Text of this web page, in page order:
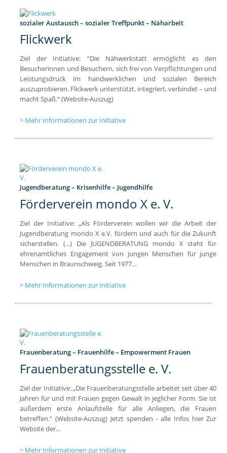
sozialer Austausch – sozialer Treffpunkt – Näharbeit
Flickwerk
Ziel der Initiative: “Die Nähwerkstatt ermöglicht es den
Besucherinnen und Besuchern, sich frei von Verpflichtungen und
Leistungsdruck im handwerklichen und sozialen Bereich
auszuprobieren. Flickwerk unterstützt, integriert, verbindet – und
macht Spaß.“ (Website-Auszug)
Mehr Informationen zur Initiative
Jugendberatung – Krisenhilfe – Jugendhilfe
Förderverein mondo X e. V.
Ziel der Initiative: „Als Förderverein wollen wir die Arbeit der
Jugendberatung mondo X e.V. fördern und auch für die Zukunft
sicherstellen. (...) Die JUGENDBERATUNG mondo X steht für
ehrenamtliches Engagement von jungen Menschen für junge
Menschen in Braunschweig. Seit 1977…
Mehr Informationen zur Initiative
Frauenberatung – Frauenhilfe – Empowerment Frauen
Frauenberatungsstelle e. V.
Ziel der Initiative: „Die Frauenberatungsstelle arbeitet seit über 40
Jahren für und mit Frauen gegen Gewalt in jeglicher Form. Sie ist
außerdem erste Anlaufstelle für alle Anliegen, die Frauen
betreffen.“ (Website-Auszug) Jetzt spenden - alle Infos hier Zur
Website der…
Mehr Informationen zur Initiative